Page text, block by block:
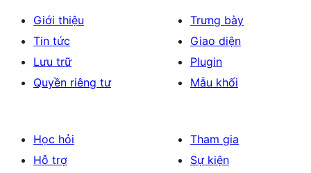
Giới thiệu
Tin tức
Lưu trữ
Quyền riêng tư
Trưng bày
Giao diện
Plugin
Mẫu khối
Học hỏi
Hỗ trợ
Tham gia
Sự kiện